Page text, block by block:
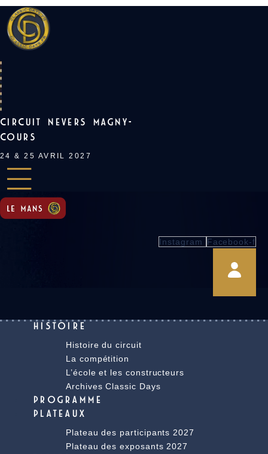
Skip
to
content
CIRCUIT NEVERS MAGNY-
COURS
24 & 25 AVRIL 2027
Instagram Facebook-f
HISTOIRE
Histoire du circuit
La compétition
L’école et les constructeurs
Archives Classic Days
PROGRAMME
PLATEAUX
Plateau des participants 2027
Plateau des exposants 2027